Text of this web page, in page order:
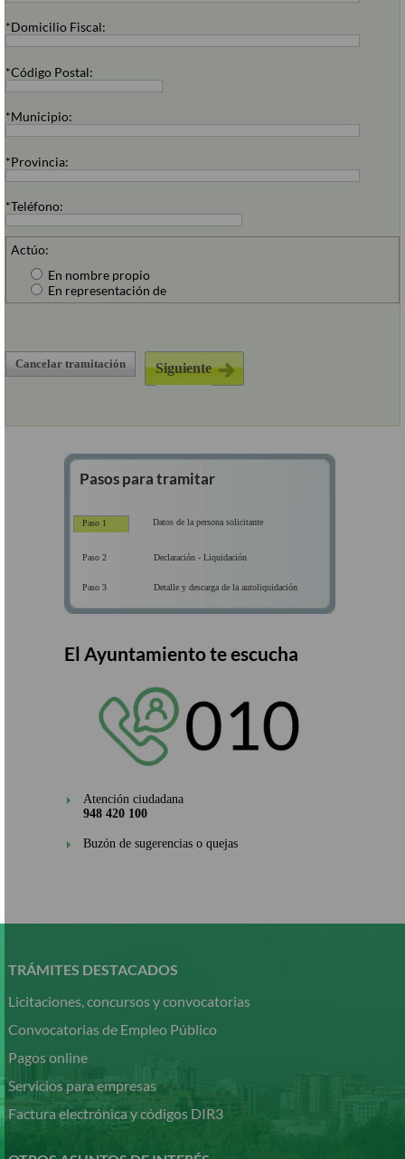
*Domicilio Fiscal:
*Código Postal:
*Municipio:
*Provincia:
*Teléfono:
Actúo:
En nombre propio
En representación de
Cancelar tramitación
Pasos para tramitar
Paso 1 Datos de la persona solicitante
Paso 2 Declaración - Liquidación
Paso 3 Detalle y descarga de la autoliquidación
El Ayuntamiento te escucha
Atención ciudadana
948 420 100
Buzón de sugerencias o quejas
contenido
TRÁMITES DESTACADOS
Licitaciones, concursos y convocatorias
Convocatorias de Empleo Público
Pagos online
Servicios para empresas
Factura electrónica y códigos DIR3